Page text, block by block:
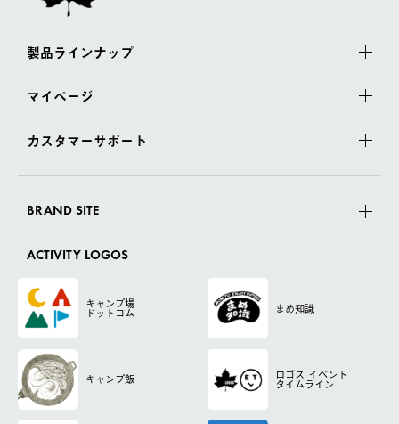
製品ラインナップ
マイページ
カスタマーサポート
BRAND SITE
ACTIVITY LOGOS
キャンプ場
ドットコム まめ知識
キャンプ飯 ロゴス イベント
タイムライン